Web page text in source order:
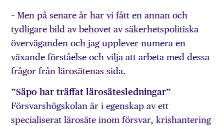
– Men på senare år har vi fått en annan och
tydligare bild av behovet av säkerhetspolitiska
överväganden och jag upplever numera en
växande förståelse och vilja att arbeta med dessa
frågor från lärosätenas sida.
”Säpo har träffat lärosätesledningar”
Försvarshögskolan är i egenskap av ett
specialiserat lärosäte inom försvar, krishantering